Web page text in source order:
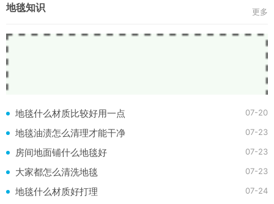
地毯知识 更多
地毯什么材质比较好用一点 07-20
地毯油渍怎么清理才能干净 07-23
房间地面铺什么地毯好 07-23
大家都怎么清洗地毯 07-23
地毯什么材质好打理 07-24